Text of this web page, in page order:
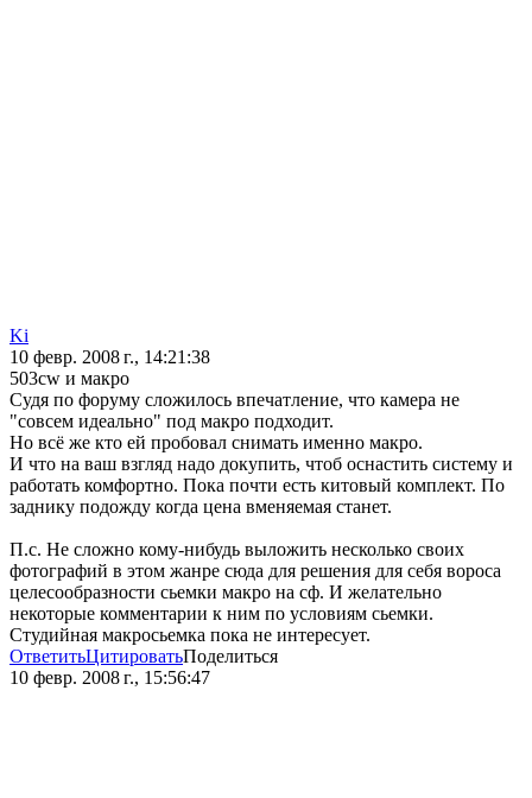
Ki
10 февр. 2008 г., 14:21:38
503cw и макро
Судя по форуму сложилось впечатление, что камера не
"совсем идеально" под макро подходит.
Но всё же кто ей пробовал снимать именно макро.
И что на ваш взгляд надо докупить, чтоб оснастить систему и
работать комфортно. Пока почти есть китовый комплект. По
заднику подожду когда цена вменяемая станет.
П.с. Не сложно кому-нибудь выложить несколько своих
фотографий в этом жанре сюда для решения для себя вороса
целесообразности сьемки макро на сф. И желательно
некоторые комментарии к ним по условиям сьемки.
Студийная макросьемка пока не интересует.
ОтветитьЦитироватьПоделиться
10 февр. 2008 г., 15:56:47